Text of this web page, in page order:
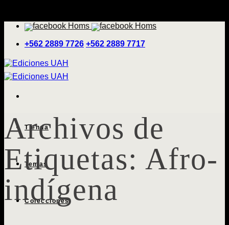
contenido
+562 2889 7726 +562 2889 7717
Tienda
Temas
Colecciones
Archivos de
Etiquetas: Afro-
indígena